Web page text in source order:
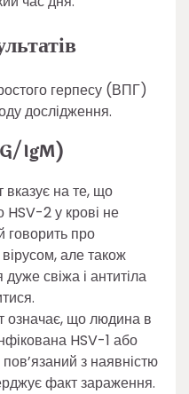
герпесу (ВПГ)
дослідження.
IgM)
вказує на те, що
HSV-2 у крові не
говорить про
вірусом, але також
свіжа і антитіла
означає, що людина в
HSV-1 або
з наявністю
факт зараження.